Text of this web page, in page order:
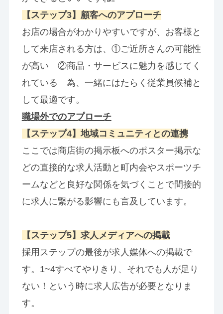
【ステップ3】顧客へのアプローチ
お店の場合がわかりやすいですが、お客様と
して来店される方は、①ご近所さんの可能性
が高い ②商品・サービスに魅力を感じてく
れている 為、一緒にはたらく従業員候補と
して最適です。
職場外でのアプローチ
【ステップ4】地域コミュニティとの連携
ここでは商店街の掲示板へのポスター掲示な
どの直接的な求人活動と町内会やスポーツチ
ームなどと良好な関係を気づくことで間接的
に求人に繋がる影響にも言及しています。
【ステップ5】求人メディアへの掲載
採用ステップの最後が求人媒体への掲載で
す。1~4すべてやりきり、それでも人が足り
ない！という時に求人広告が必要となりま
す。